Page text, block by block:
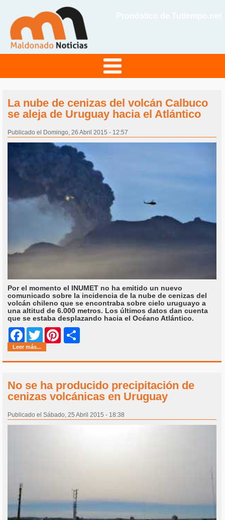
La nube de cenizas del volcán Calbuco
se aleja de Uruguay hacia el Atlántico
Publicado el Domingo, 26 Abril 2015 - 12:57
Por el momento el INUMET no ha emitido un nuevo
comunicado sobre la incidencia de la nube de cenizas del
volcán chileno que se encontraba sobre cielo uruguayo a
una altitud de 6.000 metros. Los últimos datos dan cuenta
que se estaba desplazando hacia el Océano Atlántico.
Facebook
Twitter Pinterest
Leer más...
No se ha producido precipitación de
cenizas volcánicas en Uruguay
Publicado el Sábado, 25 Abril 2015 - 18:38